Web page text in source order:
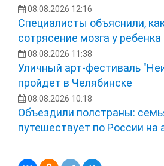
08.08.2026 12:16
Специалисты объяснили,
сотрясение мозга у ребенка
08.08.2026 11:38
Уличный арт-фестиваль
пройдет в Челябинске
08.08.2026 10:18
Объездили полстраны:
путешествует по России на